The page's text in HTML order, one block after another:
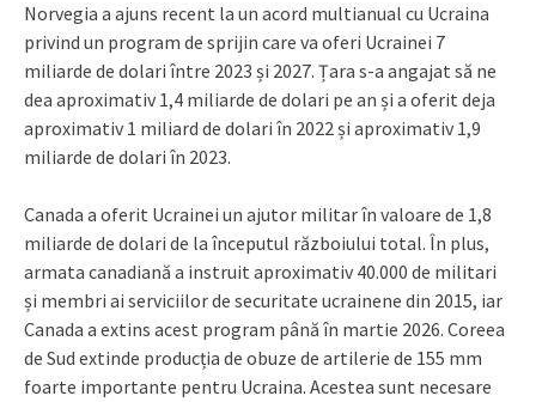
Norvegia a ajuns recent la un acord multianual cu Ucraina
privind un program de sprijin care va oferi Ucrainei 7
miliarde de dolari între 2023 și 2027. Țara s-a angajat să ne
dea aproximativ 1,4 miliarde de dolari pe an și a oferit deja
aproximativ 1 miliard de dolari în 2022 și aproximativ 1,9
miliarde de dolari în 2023.
Canada a oferit Ucrainei un ajutor militar în valoare de 1,8
miliarde de dolari de la începutul războiului total. În plus,
armata canadiană a instruit aproximativ 40.000 de militari
și membri ai serviciilor de securitate ucrainene din 2015, iar
Canada a extins acest program până în martie 2026. Coreea
de Sud extinde producția de obuze de artilerie de 155 mm
foarte importante pentru Ucraina. Acestea sunt necesare